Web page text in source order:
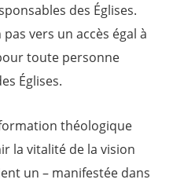
des Églises.
vers un accès égal à
toute personne
Églises.
théologique
la vitalité de la vision
un – manifestée dans